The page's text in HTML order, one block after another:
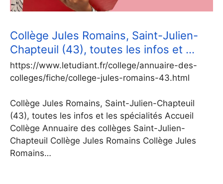
Collège Jules Romains, Saint-Julien-
Chapteuil (43), toutes les infos et …
https://www.letudiant.fr/college/annuaire-des-
colleges/fiche/college-jules-romains-43.html
Collège Jules Romains, Saint-Julien-Chapteuil
(43), toutes les infos et les spécialités Accueil
Collège Annuaire des collèges Saint-Julien-
Chapteuil Collège Jules Romains Collège Jules
Romains…